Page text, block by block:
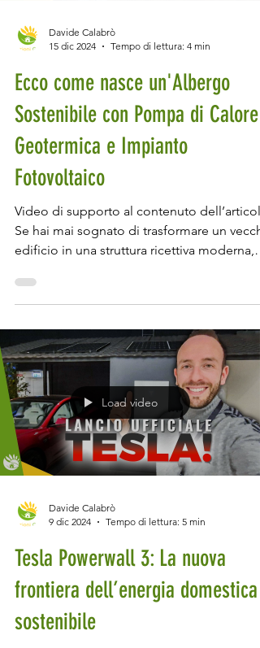
15 dic 2024
Tempo di lettura: 4 min
Ecco come nasce un'Albergo
Sostenibile con Pompa di Calore
Geotermica e Impianto
Fotovoltaico
Video di supporto al contenuto
edificio in una struttura ricettiva moderna,
confortevole ed ecologicamente
sostenibile, allora preparati a scoprire un
progetto incredibile che abbiamo seguito.
Parliamo di un albergo a zero emissioni di
gas, dove la tecnologia e la sostenibilità si
intrecciano per creare un esempio di
eccellenza nel cuore del Roero. Come
funziona la geotermia? Quali impianti
servono per realizzare un
Load video
Davide Calabrò
9 dic 2024
Tempo di lettura: 5 min
Tesla Powerwall 3: La nuova
frontiera dell’energia domestica e